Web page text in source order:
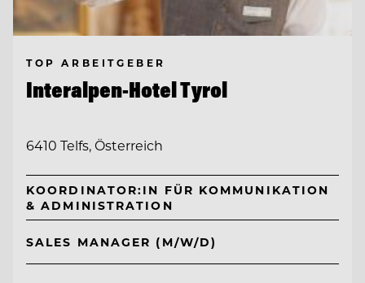
TOP ARBEITGEBER
Interalpen-Hotel Tyrol
6410 Telfs, Österreich
KOORDINATOR:IN FÜR KOMMUNIKATION
& ADMINISTRATION
SALES MANAGER (M/W/D)